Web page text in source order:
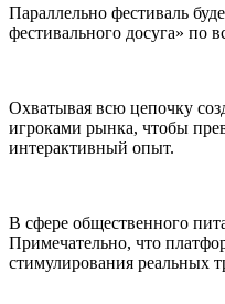
Параллельно фестиваль
фестивального досуга» по
Охватывая всю цепочку
игроками рынка, чтобы
интерактивный опыт.
В сфере общественного
Примечательно, что
стимулирования реальных